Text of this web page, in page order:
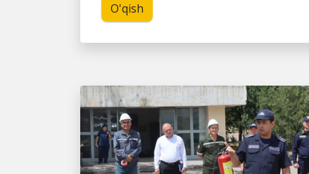
O'qish